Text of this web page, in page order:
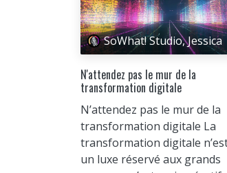
SoWhat! Studio, Jessica
N'attendez pas le mur de la
transformation digitale
N’attendez pas le mur de la
transformation digitale La
transformation digitale
un luxe réservé aux grands